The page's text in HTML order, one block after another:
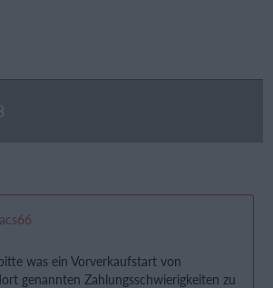
was ein Vorverkaufstart von
genannten Zahlungsschwierigkeiten zu